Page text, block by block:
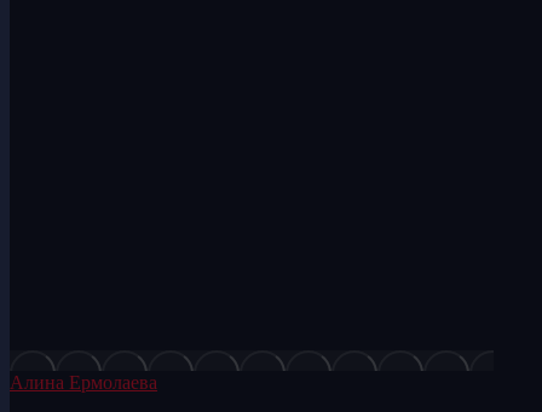
Алина Ермолаева